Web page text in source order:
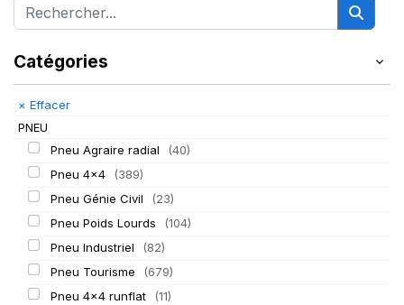
Catégories
× Effacer
PNEU
Pneu Agraire radial
(40)
Pneu 4x4
(389)
Pneu Génie Civil
(23)
Pneu Poids Lourds
(104)
Pneu Industriel
(82)
Pneu Tourisme
(679)
Pneu 4x4 runflat
(11)